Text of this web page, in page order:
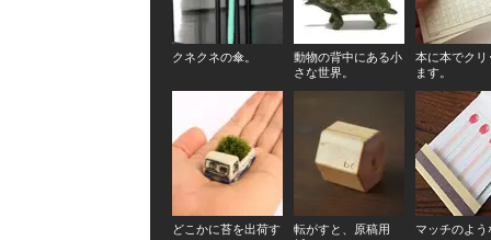
クネクネの傘。
動物の背中にある小
さな世界。
本に本でクリ
ます。
どこかに苔を出荷す
転がすと、原稿用
マッチのよう